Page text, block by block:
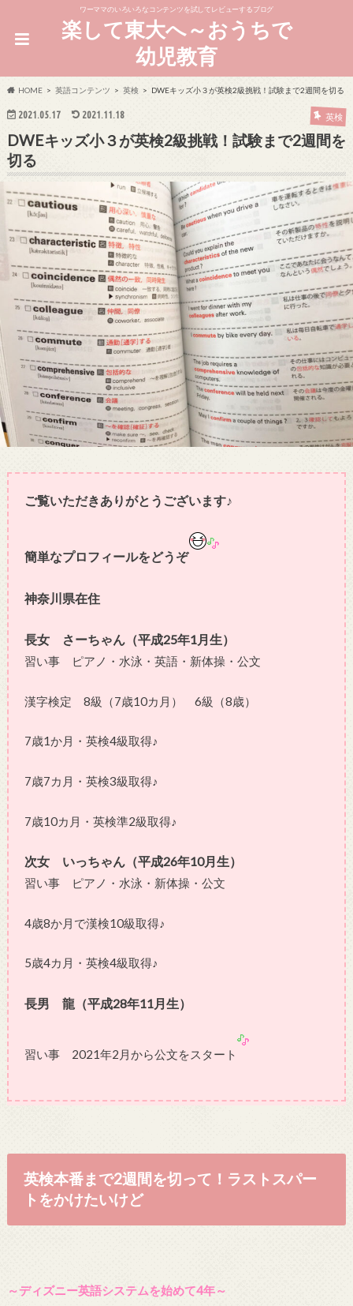
ワーママのいろいろなコンテンツを試してレビューするブログ
楽して東大へ～おうちで
幼児教育
HOME 英語コンテンツ 英検 DWEキッズ小３が英検2級挑戦！試験まで2週間を切る
2021.05.17 2021.11.18 英検
DWEキッズ小３が英検2級挑戦！試験まで2週間を
切る
ご覧いただきありがとうございます♪
簡単なプロフィールをどうぞ
神奈川県在住
長女 さーちゃん（平成25年1月生）
習い事 ピアノ・水泳・英語・新体操・公文
漢字検定 8級（7歳10カ月） 6級（8歳）
7歳1か月・英検4級取得♪
7歳7カ月・英検3級取得♪
7歳10カ月・英検準2級取得♪
次女 いっちゃん（平成26年10月生）
習い事 ピアノ・水泳・新体操・公文
4歳8か月で漢検10級取得♪
5歳4カ月・英検4級取得♪
長男 龍（平成28年11月生）
習い事 2021年2月から公文をスタート
英検本番まで2週間を切って！ラストスパー
トをかけたいけど
～ディズニー英語システムを始めて4年～